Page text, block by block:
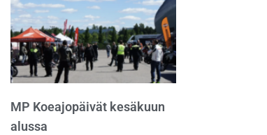
MP Koeajopäivät kesäkuun
alussa